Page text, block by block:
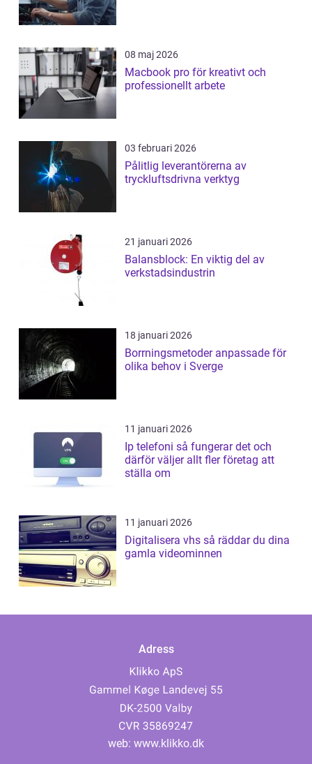
08 maj 2026
Macbook pro för kreativt och
professionellt arbete
03 februari 2026
Pålitlig leverantörerna av
tryckluftsdrivna verktyg
21 januari 2026
Balansblock: En viktig del av
verkstadsindustrin
18 januari 2026
Borrningsmetoder anpassade för
olika behov i Sverge
11 januari 2026
Ip telefoni så fungerar det och
därför väljer allt fler företag att
ställa om
11 januari 2026
Digitalisera vhs så räddar du dina
gamla videominnen
Adress
web: www.klikko.dk